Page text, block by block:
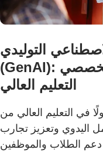
التوليدي
(GenAI): تسليط الضوء على متخصصي
التعليم العالي
في التعليم العالي من
اليدوي وتعزيز تجارب
الطلاب والموظفين